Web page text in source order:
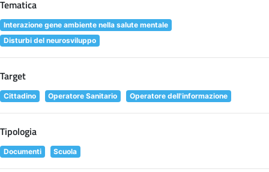
Tematica
Interazione gene ambiente nella salute mentale
Disturbi del neurosviluppo
Target
Cittadino Operatore Sanitario Operatore dell'informazione
Tipologia
Documenti Scuola